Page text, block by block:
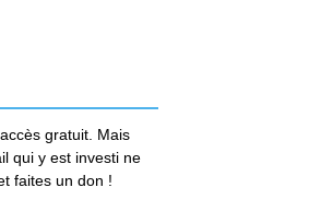
gratuit. Mais
qui y est investi ne
faites un don !